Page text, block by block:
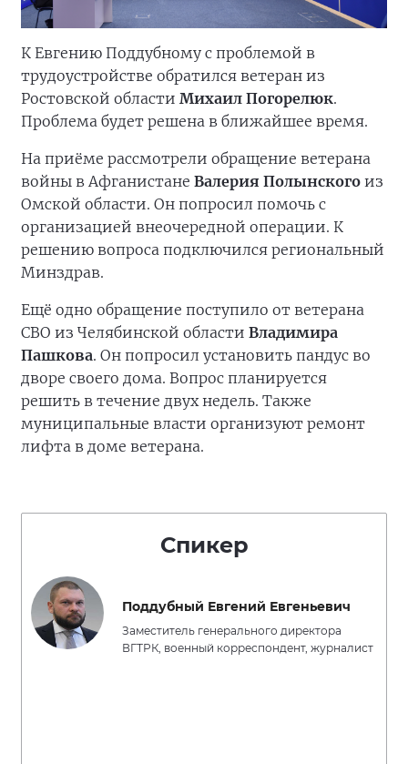
К Евгению Поддубному с проблемой в
трудоустройстве обратился ветеран из
Ростовской области Михаил Погорелюк.
Проблема будет решена в ближайшее время.
На приёме рассмотрели обращение ветерана
войны в Афганистане Валерия Полынского из
Омской области. Он попросил помочь с
организацией внеочередной операции. К
решению вопроса подключился региональный
Минздрав.
Ещё одно обращение поступило от ветерана
СВО из Челябинской области Владимира
Пашкова. Он попросил установить пандус во
дворе своего дома. Вопрос планируется
решить в течение двух недель. Также
муниципальные власти организуют ремонт
лифта в доме ветерана.
Спикер
Поддубный Евгений Евгеньевич
Заместитель генерального директора
ВГТРК, военный корреспондент, журналист